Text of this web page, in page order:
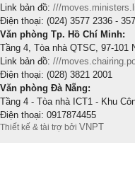
Link bản đồ: ///
Điện thoại: (024) 3577 2336 -
Văn phòng Tp. Hồ Chí Minh:
Tầng 4, Tòa nhà QTSC, 97-101
Link bản đồ: ///
Điện thoại: (028) 3821 2001
Văn phòng Đà Nẵng:
Tầng 4 - Tòa nhà ICT1 - Khu
Điện thoại: 0917874455
Thiết kế & tài trợ bởi VNPT